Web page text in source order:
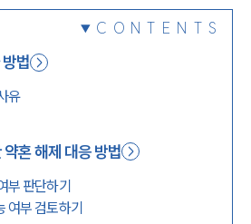
CONTENTS
법
유
혼 해제 대응 방법
부 판단하기
여부 검토하기